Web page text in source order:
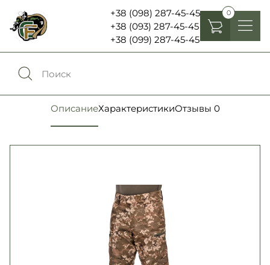
+38 (098) 287-45-45
+38 (093) 287-45-45
+38 (099) 287-45-45
0
Сравнение0
Избранное0
Обувь
Фонари, бинокли и елементы питания
Шевроны, патчи , нашивки
ОписаниеХарактеристикиОтзывы 0